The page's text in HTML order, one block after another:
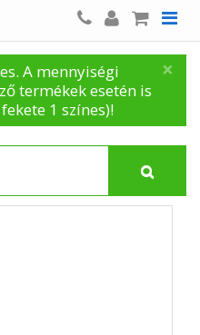
×
A mennyiségi
termékek esetén is
1 színes)!